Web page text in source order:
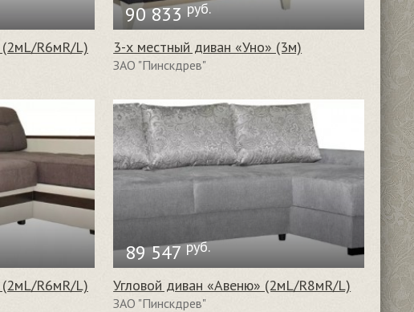
(2мL/R6мR/L)
90 833 руб.
3-х местный диван «Уно» (3м)
ЗАО "Пинскдрев"
(2мL/R6мR/L)
89 547 руб.
Угловой диван «Авеню» (2мL/R8мR/L)
ЗАО "Пинскдрев"